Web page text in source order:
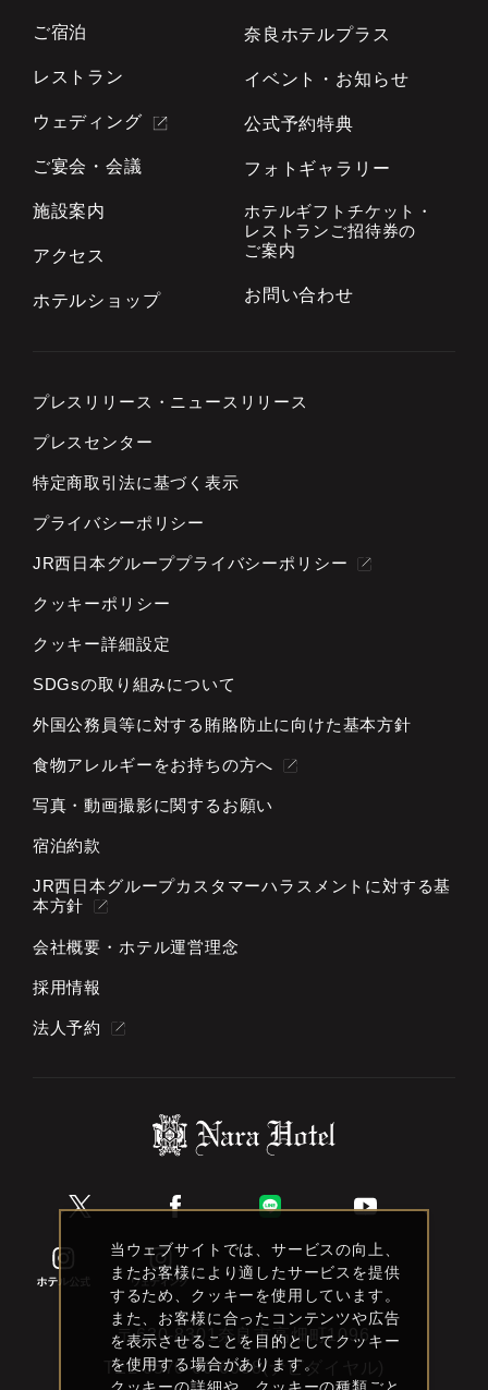
〒630-8301奈良市高畑町1096
TEL0570-66-6088(ナビダイヤル)
ご宿泊
レストラン
ウェディング
ご宴会・会議
施設案内
アクセス
ホテルショップ
奈良ホテルプラス
イベント・お知らせ
公式予約特典
フォトギャラリー
ホテルギフトチケット・
レストランご招待券の
ご案内
お問い合わせ
プレスリリース・ ニュースリリース
プレスセンター
特定商取引法に基づく表示
プライバシーポリシー
JR西日本グループプライバシーポリシー
クッキーポリシー
クッキー詳細設定
SDGsの取り組みについて
外国公務員等に対する 賄賂防止に向けた基本方針
食物アレルギーをお持ちの方へ
写真・動画撮影に関するお願い
宿泊約款
JR西日本グループカスタマーハラスメントに対する基
本方針
会社概要・ホテル運営理念
採用情報
法人予約
当ウェブサイトでは、サービスの向上、
またお客様により適したサービスを提供
するため、クッキーを使用しています。
また、お客様に合ったコンテンツや広告
を表示させることを目的としてクッキー
を使用する場合があります。
クッキーの詳細や、クッキーの種類ごと